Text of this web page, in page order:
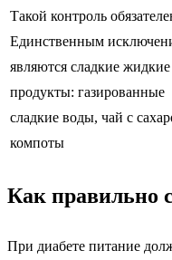
Такой контроль
Единственным
являются сладкие жидкие
продукты: газированные
сладкие воды, чай с
компоты
Как правильно
При диабете питание